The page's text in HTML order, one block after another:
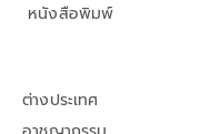
หนังสือพิมพ์
ต่างประเทศ